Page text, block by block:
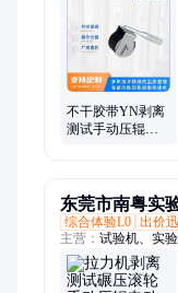
不干胶带YN剥离
测试手动压辊碾
东莞市南粤实
综合体验L0 出价
主营： 试验机、实